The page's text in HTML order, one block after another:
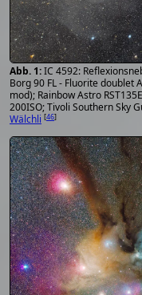
IC 4592:
Borg 90 FL - Fluorite doublet
mod); Rainbow Astro
200ISO; Tivoli Southern Sky
Wälchli [46]